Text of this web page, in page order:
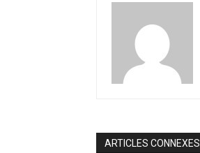
ARTICLES CONNEXES